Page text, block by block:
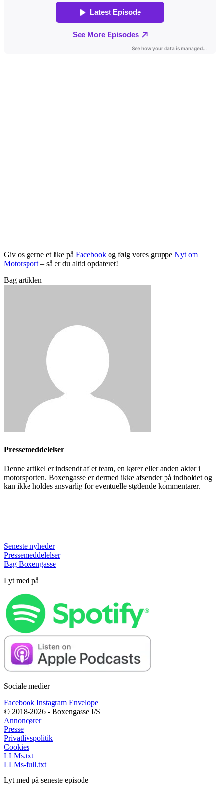
Giv os gerne et like på Facebook og følg vores gruppe Nyt om
Motorsport– så er du altid opdateret!
Bag artiklen
Pressemeddelelser
Denne artikel er indsendt af et team, en kører eller anden aktør i
motorsporten. Boxengasse er dermed ikke afsender på indholdet og
kan ikke holdes ansvarlig for eventuelle stødende kommentarer.
Seneste nyheder
Pressemeddelelser
Bag Boxengasse
Lyt med på
Sociale medier
Facebook Instagram Envelope
© 2018-2026 - Boxengasse I/S
Annoncører
Presse
Privatlivspolitik
Cookies
LLMs.txt
LLMs-full.txt
Lyt med på seneste episode